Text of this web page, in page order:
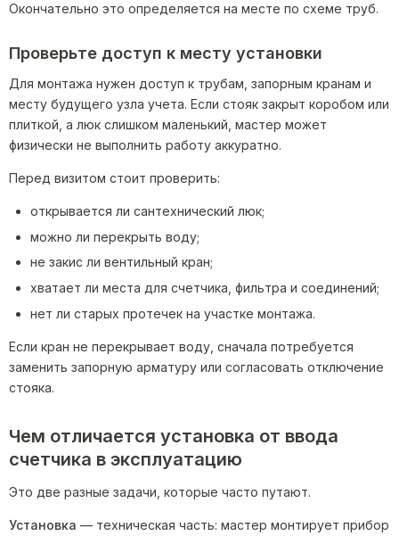
Окончательно это определяется на месте по схеме труб.
Проверьте доступ к месту установки
Для монтажа нужен доступ к трубам, запорным кранам и
месту будущего узла учета. Если стояк закрыт коробом или
плиткой, а люк слишком маленький, мастер может
физически не выполнить работу аккуратно.
Перед визитом стоит проверить:
открывается ли сантехнический люк;
можно ли перекрыть воду;
не закис ли вентильный кран;
хватает ли места для счетчика, фильтра и соединений;
нет ли старых протечек на участке монтажа.
Если кран не перекрывает воду, сначала потребуется
заменить запорную арматуру или согласовать отключение
стояка.
Чем отличается установка от ввода
счетчика в эксплуатацию
Это две разные задачи, которые часто путают.
Установка — техническая часть: мастер монтирует прибор